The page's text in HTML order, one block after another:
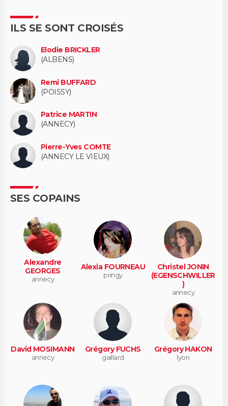
ILS SE SONT CROISÉS
Elodie BRICKLER
(ALBENS)
Remi BUFFARD
(POISSY)
Patrice MARTIN
(ANNECY)
Pierre-Yves COMTE
(ANNECY LE VIEUX)
SES COPAINS
Alexandre
GEORGES
annecy
Alexia FOURNEAU
pringy
Christel JONIN
(EGENSCHWILLER
)
annecy
David MOSIMANN
annecy
Grégory FUCHS
gaillard
Grégory HAKON
lyon